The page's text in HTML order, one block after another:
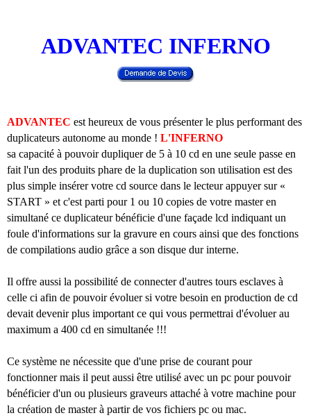
ADVANTEC INFERNO
ADVANTEC est heureux de vous présenter le plus performant des
duplicateurs autonome au monde ! L'INFERNO
sa capacité à pouvoir dupliquer de 5 à 10 cd en une seule passe en
fait l'un des produits phare de la duplication son utilisation est des
plus simple insérer votre cd source dans le lecteur appuyer sur «
START » et c'est parti pour 1 ou 10 copies de votre master en
simultané ce duplicateur bénéficie d'une façade lcd indiquant un
foule d'informations sur la gravure en cours ainsi que des fonctions
de compilations audio grâce a son disque dur interne.
Il offre aussi la possibilité de connecter d'autres tours esclaves à
celle ci afin de pouvoir évoluer si votre besoin en production de cd
devait devenir plus important ce qui vous permettrai d'évoluer au
maximum a 400 cd en simultanée !!!
Ce système ne nécessite que d'une prise de courant pour
fonctionner mais il peut aussi être utilisé avec un pc pour pouvoir
bénéficier d'un ou plusieurs graveurs attaché à votre machine pour
la création de master à partir de vos fichiers pc ou mac.